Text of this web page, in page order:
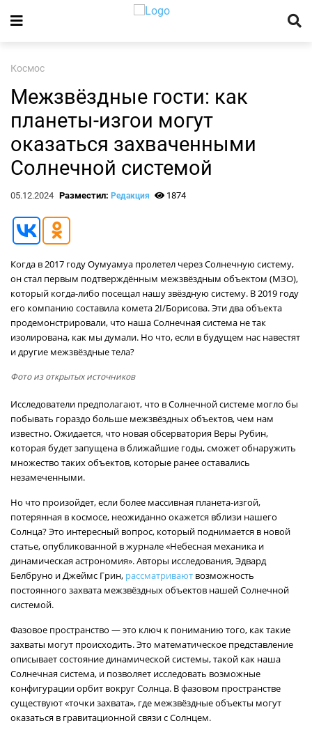
Космос
Межзвёздные гости: как
планеты-изгои могут
оказаться захваченными
Солнечной системой
05.12.2024 Разместил: Редакция 1874
Когда в 2017 году Оумуамуа пролетел через Солнечную систему,
он стал первым подтверждённым межзвёздным объектом (МЗО),
который когда-либо посещал нашу звёздную систему. В 2019 году
его компанию составила комета 2I/Борисова. Эти два объекта
продемонстрировали, что наша Солнечная система не так
изолирована, как мы думали. Но что, если в будущем нас навестят
и другие межзвёздные тела?
Фото из открытых источников
Исследователи предполагают, что в Солнечной системе могло бы
побывать гораздо больше межзвёздных объектов, чем нам
известно. Ожидается, что новая обсерватория Веры Рубин,
которая будет запущена в ближайшие годы, сможет обнаружить
множество таких объектов, которые ранее оставались
незамеченными.
Но что произойдет, если более массивная планета-изгой,
потерянная в космосе, неожиданно окажется вблизи нашего
Солнца? Это интересный вопрос, который поднимается в новой
статье, опубликованной в журнале «Небесная механика и
динамическая астрономия». Авторы исследования, Эдвард
Белбруно и Джеймс Грин, рассматривают возможность
постоянного захвата межзвёздных объектов нашей Солнечной
системой.
Фазовое пространство — это ключ к пониманию того, как такие
захваты могут происходить. Это математическое представление
описывает состояние динамической системы, такой как наша
Солнечная система, и позволяет исследовать возможные
конфигурации орбит вокруг Солнца. В фазовом пространстве
существуют «точки захвата», где межзвёздные объекты могут
оказаться в гравитационной связи с Солнцем.